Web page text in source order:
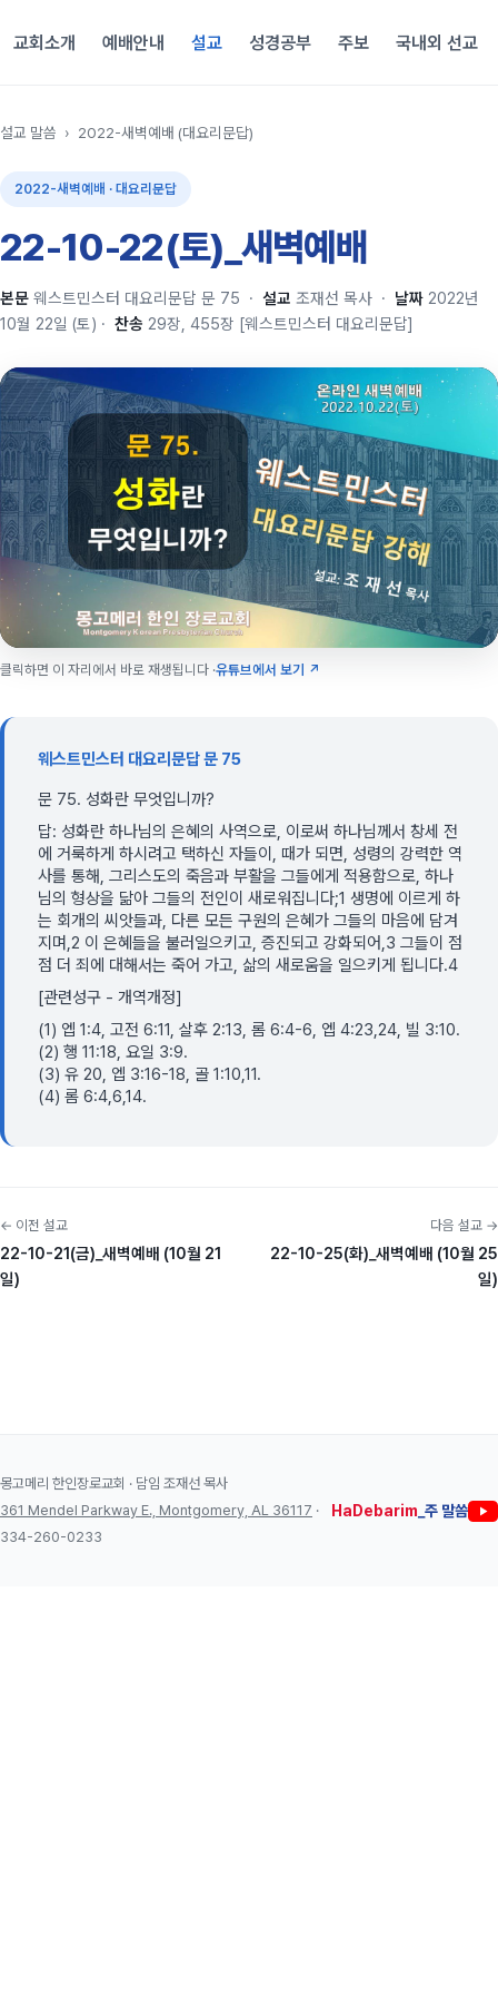
교회소개 예배안내 설교 성경공부 주보 국내외 선교
설교 말씀 › 2022-새벽예배 (대요리문답)
2022-새벽예배 · 대요리문답
22-10-22(토)_새벽예배
본문 웨스트민스터 대요리문답 문 75 · 설교 조재선 목사 · 날짜 2022년
10월 22일 (토) · 찬송 29장, 455장 [웨스트민스터 대요리문답]
클릭하면 이 자리에서 바로 재생됩니다 ·유튜브에서 보기 ↗
웨스트민스터 대요리문답 문 75
문 75. 성화란 무엇입니까?
답: 성화란 하나님의 은혜의 사역으로, 이로써 하나님께서 창세 전
에 거룩하게 하시려고 택하신 자들이, 때가 되면, 성령의 강력한 역
사를 통해, 그리스도의 죽음과 부활을 그들에게 적용함으로, 하나
님의 형상을 닮아 그들의 전인이 새로워집니다;1 생명에 이르게 하
는 회개의 씨앗들과, 다른 모든 구원의 은혜가 그들의 마음에 담겨
지며,2 이 은혜들을 불러일으키고, 증진되고 강화되어,3 그들이 점
점 더 죄에 대해서는 죽어 가고, 삶의 새로움을 일으키게 됩니다.4
[관련성구 - 개역개정]
(1) 엡 1:4, 고전 6:11, 살후 2:13, 롬 6:4-6, 엡 4:23,24, 빌 3:10.
(2) 행 11:18, 요일 3:9.
(3) 유 20, 엡 3:16-18, 골 1:10,11.
(4) 롬 6:4,6,14.
← 이전 설교
22-10-21(금)_새벽예배 (10월 21
일)
다음 설교 →
22-10-25(화)_새벽예배 (10월 25
일)
몽고메리 한인장로교회 · 담임 조재선 목사
361 Mendel Parkway E., Montgomery, AL 36117 ·
334-260-0233
HaDebarim _주 말씀